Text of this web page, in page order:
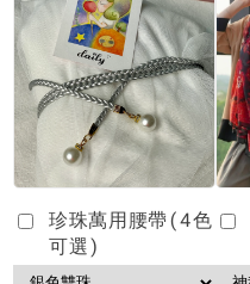
珍珠萬用腰帶(4色
可選)